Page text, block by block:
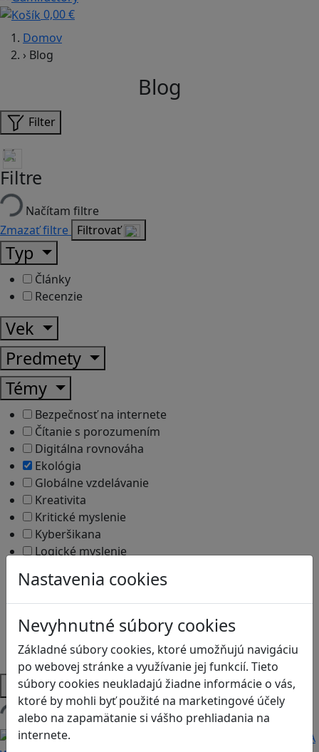
0,00 €
Nastavenia cookies
Nevyhnutné súbory cookies
Základné súbory cookies, ktoré umožňujú navigáciu
po webovej stránke a využívanie jej funkcií. Tieto
súbory cookies neukladajú žiadne informácie o vás,
ktoré by mohli byť použité na marketingové účely
alebo na zapamätanie si vášho prehliadania na
internete.
Domov
› Blog
Blog
Filter
Filtre
Načítam filtre
Zmazať filtre Filtrovať
Typ
Články
Recenzie
Vek
Predmety
Témy
Bezpečnosť na internete
Čítanie s porozumením
Digitálna rovnováha
Ekológia
Globálne vzdelávanie
Kreativita
Kritické myslenie
Kyberšikana
Logické myslenie
Motorika a koncentrácia
Programovanie/Technika
Sociálne zručnosti a kooperácia
Strategické myslenie
Zdravie a pohyb
Platformy
Načítam blogy